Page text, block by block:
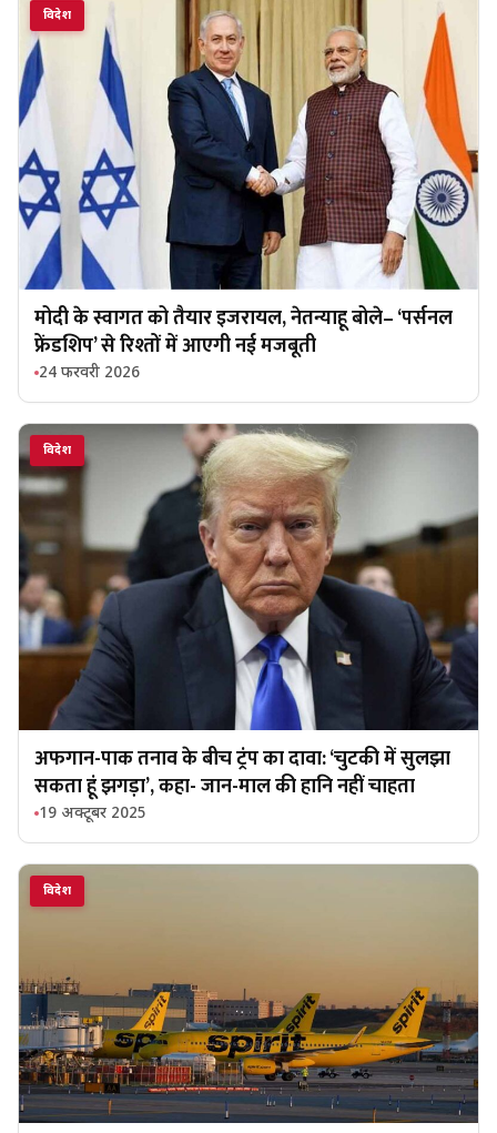
विदेश
मोदी के स्वागत को तैयार इजरायल, नेतन्याहू बोले– ‘पर्सनल
फ्रेंडशिप’ से रिश्तों में आएगी नई मजबूती
24 फरवरी 2026
विदेश
अफगान-पाक तनाव के बीच ट्रंप का दावा: ‘चुटकी में सुलझा
सकता हूं झगड़ा’, कहा- जान-माल की हानि नहीं चाहता
19 अक्टूबर 2025
विदेश